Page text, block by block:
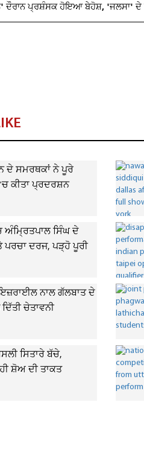
ਪ੍ਰਸ਼ੰਸਕ ਹੋਇਆ ਬੇਹੋਸ਼, 'ਜਲਸਾ' ਦੇ
ਦੇ ਸਮਰਥਕਾਂ ਨੇ ਪੂਰੇ
ਕੀਤਾ ਪ੍ਰਦਰਸ਼ਨ
ਅੰਮ੍ਰਿਤਪਾਲ ਸਿੰਘ ਦੇ
ਪਰਚਾ ਦਰਜ, ਪੜ੍ਹੋ ਪੂਰੀ
ਨਾਲ ਗੱਲਬਾਤ ਦੇ
ਚੇਤਾਵਨੀ
ਸਿਤਾਰੇ ਬੱਚੇ,
ਸ਼ੋਅ ਦੀ ਤਾਕਤ